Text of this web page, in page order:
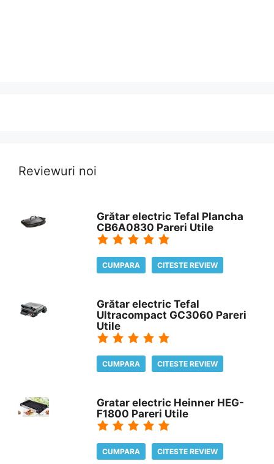
Reviewuri noi
Grătar electric Tefal Plancha
CB6A0830 Pareri Utile
CUMPARA CITESTE REVIEW
Grătar electric Tefal
Ultracompact GC3060 Pareri
Utile
CUMPARA CITESTE REVIEW
Gratar electric Heinner HEG-
F1800 Pareri Utile
CUMPARA CITESTE REVIEW